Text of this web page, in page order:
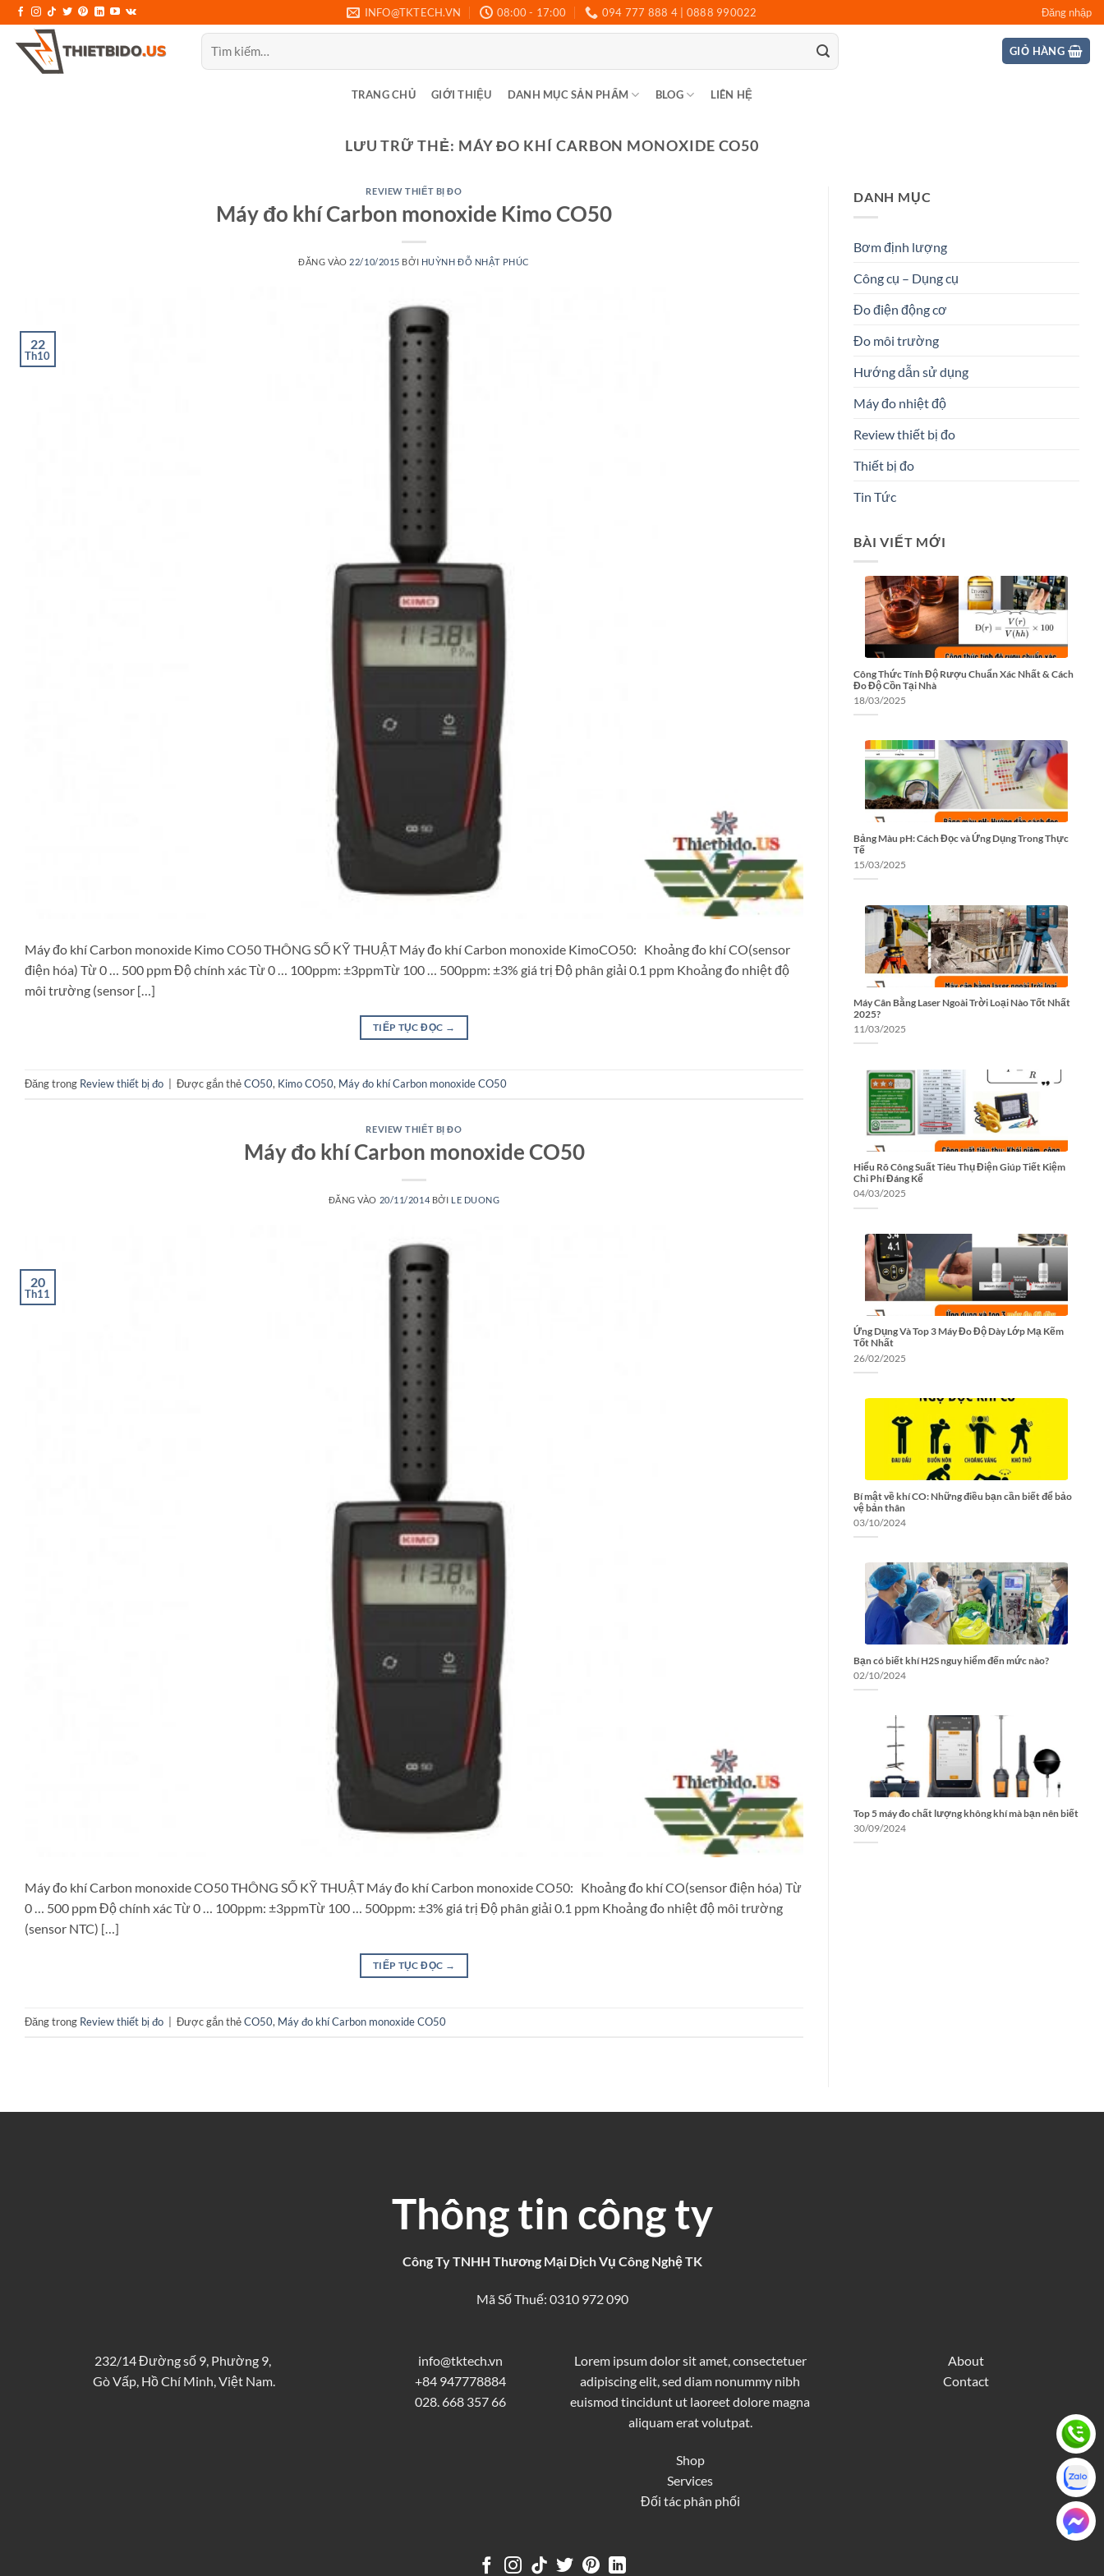
qua
nội
INFO@TKTECH.VN 08:00 - 17:00 094 777 888 4 | 0888 990022 Đăng nhập
Tìm
kiếm:
GIỎ HÀNG
TRANG CHỦ GIỚI THIỆU DANH MỤC SẢN PHẨM BLOG LIÊN HỆ
LƯU TRỮ THẺ: MÁY ĐO KHÍ CARBON MONOXIDE CO50
REVIEW THIẾT BỊ ĐO
Máy đo khí Carbon monoxide Kimo CO50
ĐĂNG VÀO 22/10/2015 BỞI HUỲNH ĐỖ NHẬT PHÚC
22
Th10
Máy đo khí Carbon monoxide Kimo CO50 THÔNG SỐ KỸ THUẬT Máy đo khí Carbon monoxide KimoCO50: Khoảng đo khí CO(sensor
điện hóa) Từ 0 … 500 ppm Độ chính xác Từ 0 … 100ppm: ±3ppmTừ 100 … 500ppm: ±3% giá trị Độ phân giải 0.1 ppm Khoảng đo nhiệt độ
môi trường (sensor […]
TIẾP TỤC ĐỌC →
Đăng trong Review thiết bị đo Được gắn thẻCO50, Kimo CO50, Máy đo khí Carbon monoxide CO50
REVIEW THIẾT BỊ ĐO
Máy đo khí Carbon monoxide CO50
ĐĂNG VÀO 20/11/2014 BỞI LE DUONG
20
Th11
Máy đo khí Carbon monoxide CO50 THÔNG SỐ KỸ THUẬT Máy đo khí Carbon monoxide CO50: Khoảng đo khí CO(sensor điện hóa) Từ
0 … 500 ppm Độ chính xác Từ 0 … 100ppm: ±3ppmTừ 100 … 500ppm: ±3% giá trị Độ phân giải 0.1 ppm Khoảng đo nhiệt độ môi trường
(sensor NTC) […]
TIẾP TỤC ĐỌC →
Đăng trong Review thiết bị đo Được gắn thẻCO50, Máy đo khí Carbon monoxide CO50
DANH MỤC
Bơm định lượng
Công cụ – Dụng cụ
Đo điện động cơ
Đo môi trường
Hướng dẫn sử dụng
Máy đo nhiệt độ
Review thiết bị đo
Thiết bị đo
Tin Tức
BÀI VIẾT MỚI
Công Thức Tính Độ Rượu Chuẩn Xác Nhất & Cách
Đo Độ Cồn Tại Nhà
18/03/2025
Bảng Màu pH: Cách Đọc và Ứng Dụng Trong Thực
Tế
15/03/2025
Máy Cân Bằng Laser Ngoài Trời Loại Nào Tốt Nhất
2025?
11/03/2025
Hiểu Rõ Công Suất Tiêu Thụ Điện Giúp Tiết Kiệm
Chi Phí Đáng Kể
04/03/2025
Ứng Dụng Và Top 3 Máy Đo Độ Dày Lớp Mạ Kẽm
Tốt Nhất
26/02/2025
Bí mật về khí CO: Những điều bạn cần biết để bảo
vệ bản thân
03/10/2024
Bạn có biết khí H2S nguy hiểm đến mức nào?
02/10/2024
Top 5 máy đo chất lượng không khí mà bạn nên biết
30/09/2024
Thông tin công ty
Công Ty TNHH Thương Mại Dịch Vụ Công Nghệ TK
Mã Số Thuế: 0310 972 090
232/14 Đường số 9, Phường 9,
Gò Vấp, Hồ Chí Minh, Việt Nam.
info@tktech.vn
+84 947778884
028. 668 357 66
Lorem ipsum dolor sit amet, consectetuer
adipiscing elit, sed diam nonummy nibh
euismod tincidunt ut laoreet dolore magna
aliquam erat volutpat.
Shop
Services
Đối tác phân phối
About
Contact